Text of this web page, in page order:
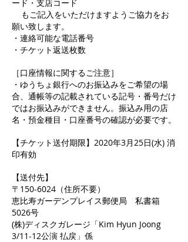
ード・支店コード
もご記入をいただけますようご協力をお
願い致します。
・連絡可能な電話番号
・チケット返送枚数
［口座情報に関するご注意］
・ゆうちょ銀行へのお振込みをご希望の場
合、通帳等の記載されている記号・番号だけ
ではお振込みができません。振込み用の店
名・預金種目・口座番号の確認が必要です。
【チケット送付期限】2020年3月25日(水) 消
印有効
【送付先】
〒150-6024（住所不要）
恵比寿ガーデンプレイス郵便局 私書箱
5026号
(株)ディスクガレージ「Kim Hyun Joong
3/11-12公演 払戻」係